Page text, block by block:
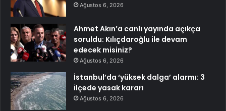
Ağustos 6, 2026
Ahmet Akın’a canlı yayında açıkça
soruldu: Kılıçdaroğlu ile devam
edecek misiniz?
Ağustos 6, 2026
İstanbul’da ‘yüksek dalga’ alarmı: 3
ilçede yasak kararı
Ağustos 6, 2026